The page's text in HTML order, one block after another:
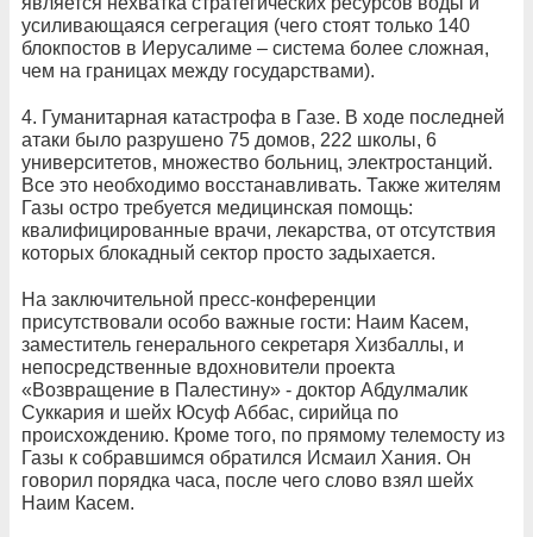
усиливающаяся сегрегация (чего стоят только 140
блокпостов в Иерусалиме – система более сложная,
чем на границах между государствами).
4. Гуманитарная катастрофа в Газе. В ходе последней
атаки было разрушено 75 домов, 222 школы, 6
университетов, множество больниц, электростанций.
Все это необходимо восстанавливать. Также жителям
Газы остро требуется медицинская помощь:
квалифицированные врачи, лекарства, от отсутствия
которых блокадный сектор просто задыхается.
На заключительной пресс-конференции
присутствовали особо важные гости: Наим Касем,
заместитель генерального секретаря Хизбаллы, и
непосредственные вдохновители проекта
«Возвращение в Палестину» - доктор Абдулмалик
Суккария и шейх Юсуф Аббас, сирийца по
происхождению. Кроме того, по прямому телемосту из
Газы к собравшимся обратился Исмаил Хания. Он
говорил порядка часа, после чего слово взял шейх
Наим Касем.